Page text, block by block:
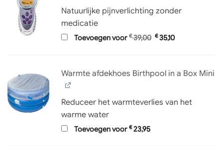
Natuurlijke pijnverlichting zonder
medicatie
Toevoegen voor €39,00 Oorspronkelijke
prijs
€35,10Huidige
Warmte afdekhoes Birthpool in a Box Mini
Reduceer het warmteverlies van het
warme water
Toevoegen voor €23,95